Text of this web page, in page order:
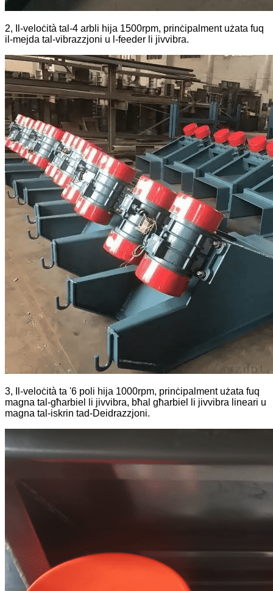
2, Il-veloċità tal-4 arbli hija 1500rpm, prinċipalment użata fuq
il-mejda tal-vibrazzjoni u l-feeder li jivvibra.
3, Il-veloċità ta '6 poli hija 1000rpm, prinċipalment użata fuq
magna tal-għarbiel li jivvibra, bħal għarbiel li jivvibra lineari u
magna tal-iskrin tad-Deidrazzjoni.